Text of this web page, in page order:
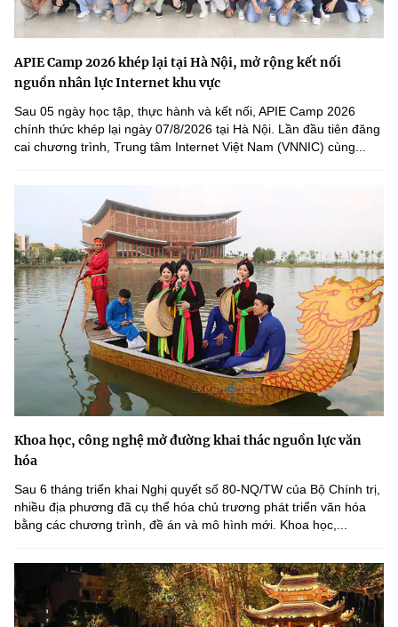
APIE Camp 2026 khép lại tại Hà Nội, mở rộng kết nối
nguồn nhân lực Internet khu vực
Sau 05 ngày học tập, thực hành và kết nối, APIE Camp 2026
chính thức khép lại ngày 07/8/2026 tại Hà Nội. Lần đầu tiên đăng
cai chương trình, Trung tâm Internet Việt Nam (VNNIC) cùng...
Khoa học, công nghệ mở đường khai thác nguồn lực văn
hóa
Sau 6 tháng triển khai Nghị quyết số 80-NQ/TW của Bộ Chính trị,
nhiều địa phương đã cụ thể hóa chủ trương phát triển văn hóa
bằng các chương trình, đề án và mô hình mới. Khoa học,...